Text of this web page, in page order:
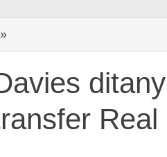
»
Davies
ditanyai
tentang
spekulasi
transfer
Real